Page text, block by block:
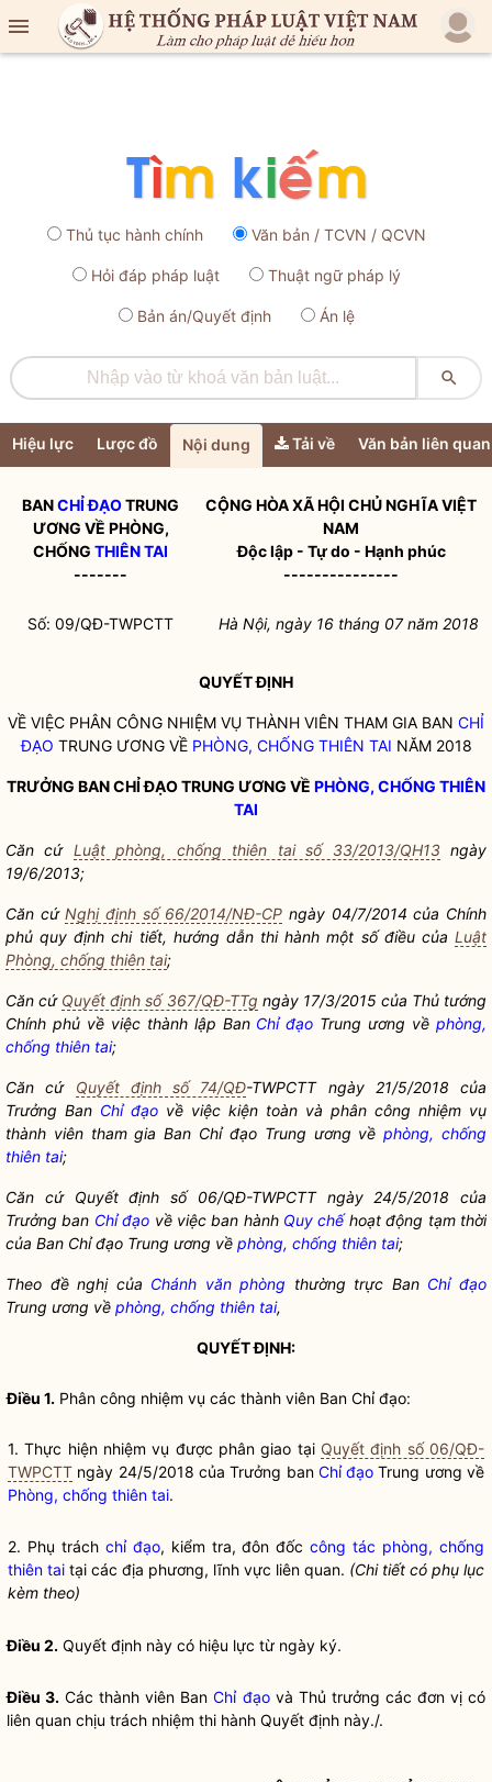

Thủ tục hành chính Văn bản / TCVN / QCVN
Hỏi đáp pháp luật Thuật ngữ pháp lý
Bản án/Quyết định Án lệ

Hiệu lực Lược đồ Nội dung Tải về Văn bản liên quan
BANCHỈ ĐẠOTRUNG
ƯƠNG VỀ PHÒNG,
CHỐNG THIÊN TAI
-------
CỘNG HÒA XÃ HỘI CHỦ NGHĨA VIỆT
NAM
Độc lập - Tự do - Hạnh phúc
---------------
Số: 09/QĐ-TWPCTT Hà Nội, ngày 16tháng 07năm 2018
QUYẾT ĐỊNH
VỀ VIỆC PHÂN CÔNG NHIỆM VỤ THÀNH VIÊN THAM GIA BAN CHỈ
ĐẠO TRUNG ƯƠNG VỀ PHÒNG, CHỐNG THIÊN TAI NĂM 2018
TRƯỞNG BANCHỈ ĐẠOTRUNG ƯƠNG VỀ PHÒNG, CHỐNG THIÊN
TAI
Căn cứ Luật phòng, chống thiên tai số 33/2013/QH13 ngày
19/6/2013;
Căn cứNghị định số 66/2014/NĐ-CP ngày 04/7/2014 của Chính
phủ quy định chi tiết, hướng dẫn thi hành một số điều của Luật
Phòng, chống thiên tai;
Căn cứ Quyết định số 367/QĐ-TTg ngày 17/3/2015 của Thủ tướng
Chính phủ về việc thành lập Ban Chỉ đạo Trung ương vềphòng,
chống thiên tai;
Căn cứ Quyết định số 74/QĐ-TWPCTT ngày 21/5/2018 của
Trưởng Ban Chỉ đạo về việc kiện toàn và phân công nhiệm vụ
thành viên tham gia Ban Chỉ đạoTrung ương vềphòng, chống
thiên tai;
Căn cứ Quyết định số 06/QĐ-TWPCTT ngày 24/5/2018 của
Trưởng ban Chỉ đạo về việc ban hành Quy chếhoạt động tạm thời
của Ban Chỉ đạo Trung ương về phòng, chống thiên tai;
Theo đề nghị của Chánh văn phòng thường trực Ban Chỉ đạo
Trung ương về phòng, chống thiên tai,
QUYẾT ĐỊNH:
Điều 1. Phân công nhiệm vụ các thành viên Ban Chỉ đạo:
1. Thực hiện nhiệm vụ được phân giao tại Quyết định số 06/QĐ-
TWPCTT ngày 24/5/2018 của Trưởng ban Chỉ đạo Trung ương về
Phòng, chống thiên tai.
2. Phụ trách chỉ đạo, kiểm tra, đôn đốccông tác phòng, chống
thiên tai tại các địa phương, lĩnh vực liên quan. (Chi tiết có phụ lục
kèm theo)
Điều 2. Quyết định này có hiệu lực từ ngày ký.
Điều 3. Các thành viên BanChỉ đạovà Thủ trưởng các đơn vị có
liên quan chịu trách nhiệm thi hành Quyết định này./.